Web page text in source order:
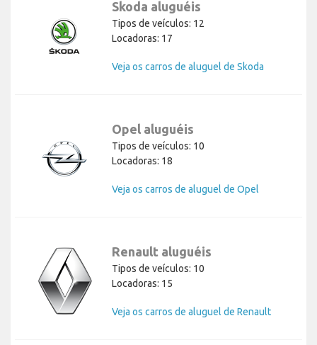
Skoda aluguéis
Tipos de veículos: 12
Locadoras: 17
Veja os carros de aluguel de Skoda
Opel aluguéis
Tipos de veículos: 10
Locadoras: 18
Veja os carros de aluguel de Opel
Renault aluguéis
Tipos de veículos: 10
Locadoras: 15
Veja os carros de aluguel de Renault